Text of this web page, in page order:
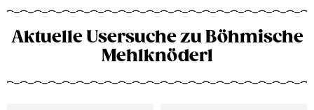
Aktuelle Usersuche zu Böhmische
Mehlknöderl